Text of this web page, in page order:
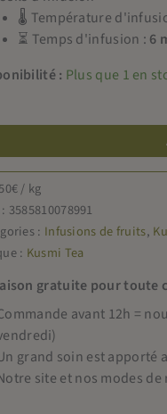
🌡 Température
⏳ Temps d'infusion : 6
: Plus que 1 en
€/ kg
3585810078991
: Infusions de fruits,
: Kusmi Tea
gratuite pour toute
avant 12h =
grand soin est apporté
site et nos modes